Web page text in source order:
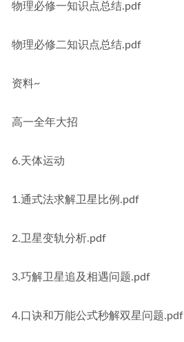
物理必修一知识点总结.pdf
物理必修二知识点总结.pdf
资料~
高一全年大招
6.天体运动
1.通式法求解卫星比例.pdf
2.卫星变轨分析.pdf
3.巧解卫星追及相遇问题.pdf
4.口诀和万能公式秒解双星问题.pdf